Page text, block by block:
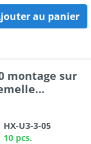
au panier
montage sur
corde
mâle, 50cm
HX-U3-3-05
10 pcs.